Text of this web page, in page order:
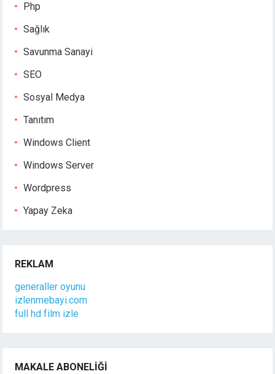
Php
Sağlık
Savunma Sanayi
SEO
Sosyal Medya
Tanıtım
Windows Client
Windows Server
Wordpress
Yapay Zeka
REKLAM
generaller oyunu
izlenmebayi.com
full hd film izle
MAKALE ABONELIĞI